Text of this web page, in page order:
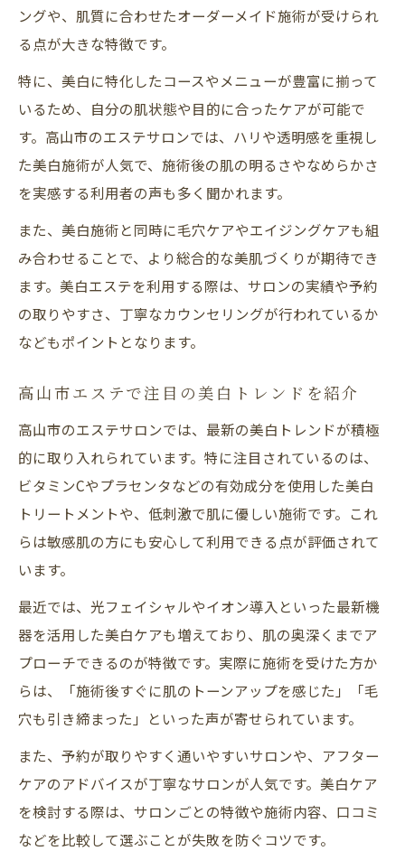
ングや、肌質に合わせたオーダーメイド施術が受けられ
る点が大きな特徴です。
特に、美白に特化したコースやメニューが豊富に揃って
いるため、自分の肌状態や目的に合ったケアが可能で
す。高山市のエステサロンでは、ハリや透明感を重視し
た美白施術が人気で、施術後の肌の明るさやなめらかさ
を実感する利用者の声も多く聞かれます。
また、美白施術と同時に毛穴ケアやエイジングケアも組
み合わせることで、より総合的な美肌づくりが期待でき
ます。美白エステを利用する際は、サロンの実績や予約
の取りやすさ、丁寧なカウンセリングが行われているか
などもポイントとなります。
高山市エステで注目の美白トレンドを紹介
高山市のエステサロンでは、最新の美白トレンドが積極
的に取り入れられています。特に注目されているのは、
ビタミンCやプラセンタなどの有効成分を使用した美白
トリートメントや、低刺激で肌に優しい施術です。これ
らは敏感肌の方にも安心して利用できる点が評価されて
います。
最近では、光フェイシャルやイオン導入といった最新機
器を活用した美白ケアも増えており、肌の奥深くまでア
プローチできるのが特徴です。実際に施術を受けた方か
らは、「施術後すぐに肌のトーンアップを感じた」「毛
穴も引き締まった」といった声が寄せられています。
また、予約が取りやすく通いやすいサロンや、アフター
ケアのアドバイスが丁寧なサロンが人気です。美白ケア
を検討する際は、サロンごとの特徴や施術内容、口コミ
などを比較して選ぶことが失敗を防ぐコツです。